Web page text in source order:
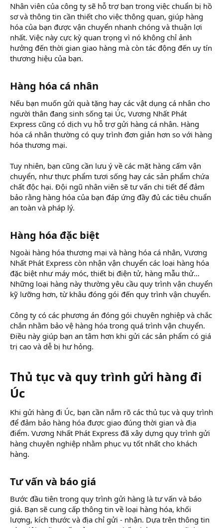
Nhân viên của công ty sẽ hỗ trợ bạn trong việc chuẩn bị hồ
sơ và thông tin cần thiết cho việc thông quan, giúp hàng
hóa của bạn được vận chuyển nhanh chóng và thuận lợi
nhất. Việc này cực kỳ quan trọng vì nó không chỉ ảnh
hưởng đến thời gian giao hàng mà còn tác động đến uy tín
thương hiệu của bạn.
Hàng hóa cá nhân​
Nếu bạn muốn gửi quà tặng hay các vật dụng cá nhân cho
người thân đang sinh sống tại Úc, Vương Nhất Phát
Express cũng có dịch vụ hỗ trợ gửi hàng cá nhân. Hàng
hóa cá nhân thường có quy trình đơn giản hơn so với hàng
hóa thương mại.
Tuy nhiên, bạn cũng cần lưu ý về các mặt hàng cấm vận
chuyển, như thực phẩm tươi sống hay các sản phẩm chứa
chất độc hại. Đội ngũ nhân viên sẽ tư vấn chi tiết để đảm
bảo rằng hàng hóa của bạn đáp ứng đầy đủ các tiêu chuẩn
an toàn và pháp lý.
Hàng hóa đặc biệt​
Ngoài hàng hóa thương mại và hàng hóa cá nhân, Vương
Nhất Phát Express còn nhận vận chuyển các loại hàng hóa
đặc biệt như máy móc, thiết bị điện tử, hàng mẫu thử…
Những loại hàng này thường yêu cầu quy trình vận chuyển
kỹ lưỡng hơn, từ khâu đóng gói đến quy trình vận chuyển.
Công ty có các phương án đóng gói chuyên nghiệp và chắc
chắn nhằm bảo vệ hàng hóa trong quá trình vận chuyển.
Điều này giúp bạn an tâm hơn khi gửi các sản phẩm có giá
trị cao và dễ bị hư hỏng.
Thủ tục và quy trình gửi hàng đi
Úc​
Khi gửi hàng đi Úc, bạn cần nắm rõ các thủ tục và quy trình
để đảm bảo hàng hóa được giao đúng thời gian và địa
điểm. Vương Nhất Phát Express đã xây dựng quy trình gửi
hàng chuyên nghiệp nhằm phục vụ tốt nhất cho khách
hàng.
Tư vấn và báo giá​
Bước đầu tiên trong quy trình gửi hàng là tư vấn và báo
giá. Bạn sẽ cung cấp thông tin về loại hàng hóa, khối
lượng, kích thước và địa chỉ gửi - nhận. Dựa trên thông tin